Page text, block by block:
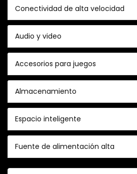
Conectividad de alta velocidad
Audio y video
Accesorios para juegos
Almacenamiento
Espacio inteligente
Fuente de alimentación alta